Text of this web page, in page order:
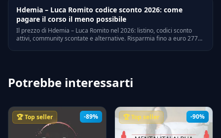
Hdemia – Luca Romito codice sconto 2026: come
pagare il corso il meno possibile
Il prezzo di Hdemia – Luca Romito nel 2026: listino, codici sconto
attivi, community scontate e alternative. Risparmia fino a euro 2773
Potrebbe interessarti
-89%
🏆 Top seller -90%
🏆 Top seller